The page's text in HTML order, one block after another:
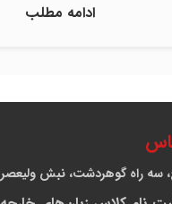
ادامه مطلب
راه گوهردشت، نبش ولیعصر 5 آموزشگاه دیار دانش